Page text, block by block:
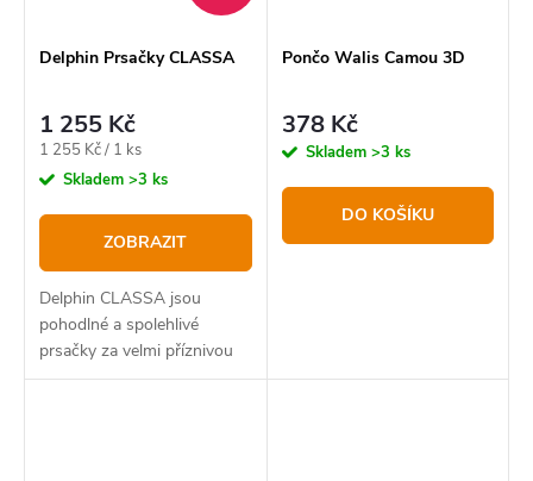
Delphin Prsačky CLASSA
1 255 Kč
Měrná
cena:
1 255 Kč / 1 ks
Skladem >3 ks
ZOBRAZIT
Delphin CLASSA jsou
pohodlné a spolehlivé
prsačky za velmi příznivou
pořizovací cenu. Vyznačují
Pončo Walis Camou 3D
378 Kč
Skladem >3 ks
DO KOŠÍKU